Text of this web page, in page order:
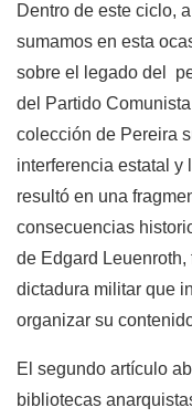
Dentro de este ciclo,
sumamos en esta
sobre el legado del
del Partido
colección de Pereira
interferencia estatal y
resultó en una
consecuencias
de Edgard
dictadura militar que
organizar su
El segundo artículo
bibliotecas